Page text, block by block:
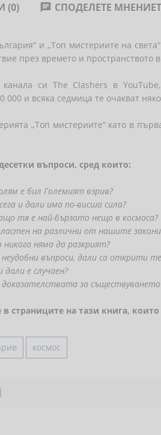
(0)  СПОДЕЛЕТЕ
и „Топ мистериите на
през времето и пространството
си The Clashers в
и всяка седмица те очакват
„Топ мистериите“ като в
въпроси, сред които:
е бил Големият взрив?
и дали има по-висша сила?
тя е най-бързото нещо в космоса?
на различни от нашите
няма да разкрият?
въпроси, дали са открити
е случаен?
за съществуването
в страниците на тази книга,
космос